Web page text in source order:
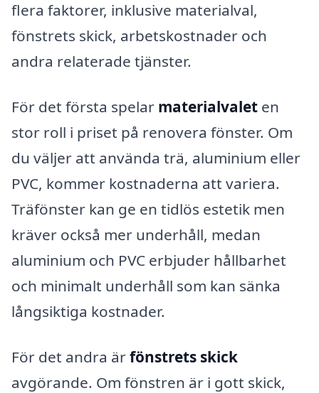
flera faktorer, inklusive materialval,
fönstrets skick, arbetskostnader och
andra relaterade tjänster.
För det första spelar materialvalet en
stor roll i priset på renovera fönster. Om
du väljer att använda trä, aluminium eller
PVC, kommer kostnaderna att variera.
Träfönster kan ge en tidlös estetik men
kräver också mer underhåll, medan
aluminium och PVC erbjuder hållbarhet
och minimalt underhåll som kan sänka
långsiktiga kostnader.
För det andra ärfönstrets skick
avgörande. Om fönstren är i gott skick,